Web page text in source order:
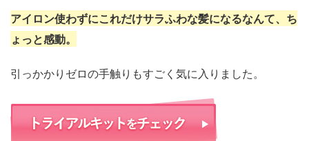
アイロン使わずにこれだけサラふわな髪になるなんて、ち
ょっと感動。
引っかかりゼロの手触りもすごく気に入りました。